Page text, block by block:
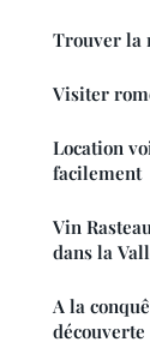
Trouver la
Visiter
Location
facilement
Vin
dans la
A la
découverte